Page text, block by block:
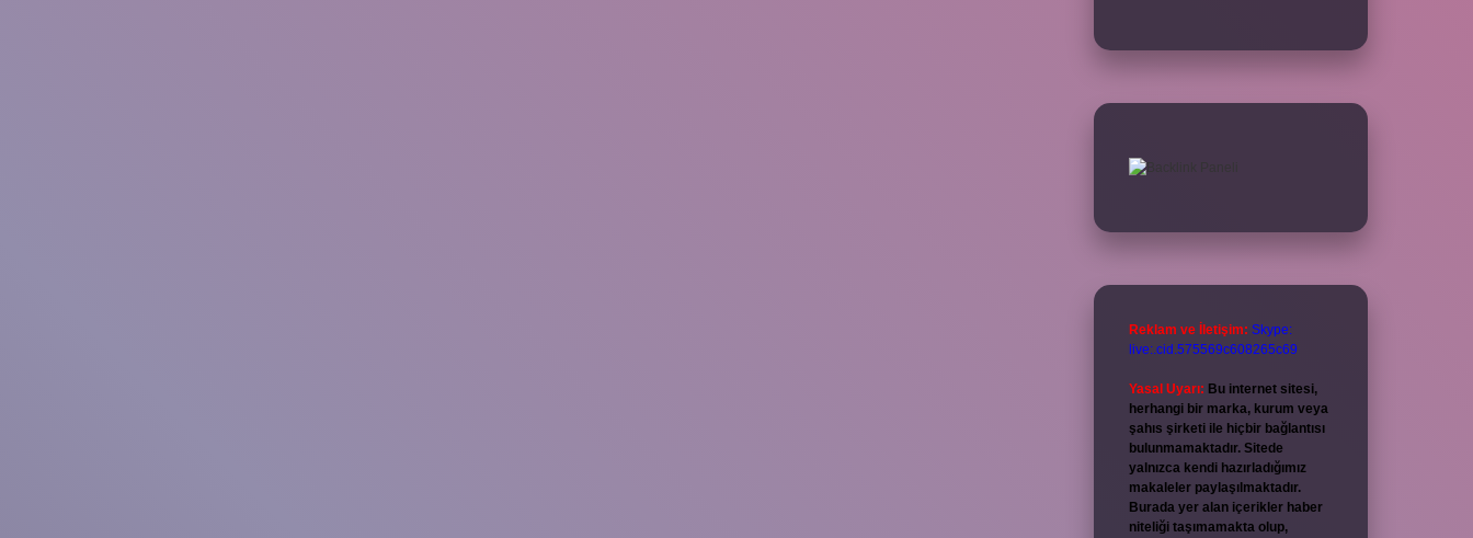
Reklam ve İletişim: Skype:
live:.cid.575569c608265c69
Yasal Uyarı: Bu internet sitesi,
herhangi bir marka, kurum veya
şahıs şirketi ile hiçbir bağlantısı
bulunmamaktadır. Sitede
yalnızca kendi hazırladığımız
makaleler paylaşılmaktadır.
Burada yer alan içerikler haber
niteliği taşımamakta olup,